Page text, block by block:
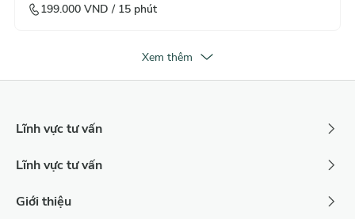
199.000 VND / 15 phút
Xem thêm
Lĩnh vực tư vấn
Lĩnh vực tư vấn
Giới thiệu